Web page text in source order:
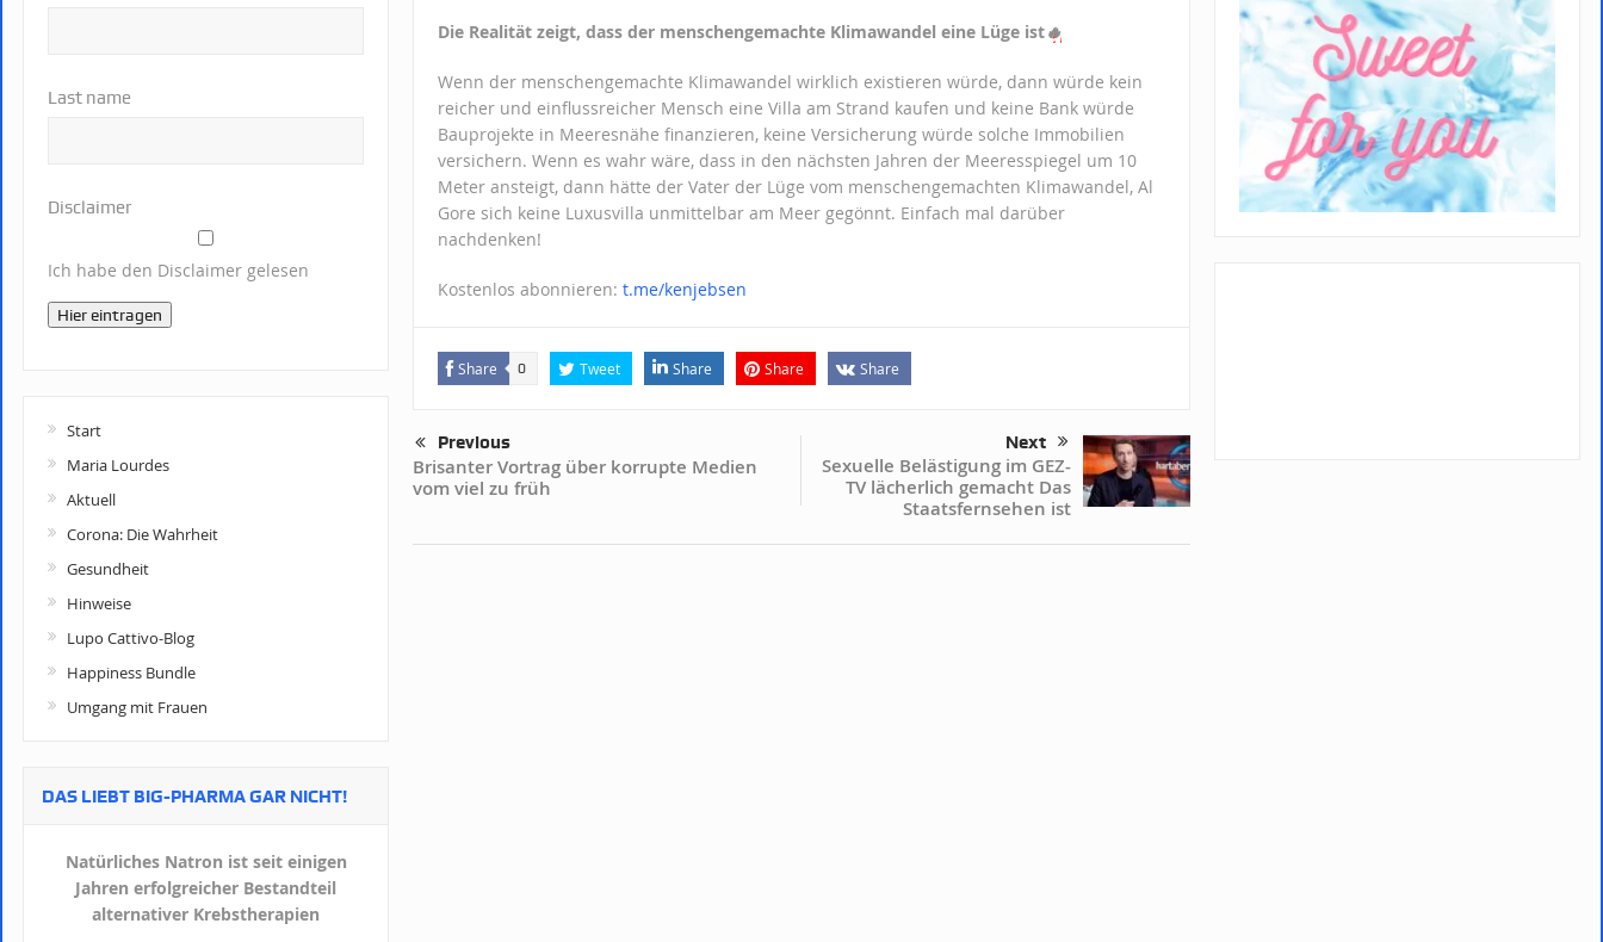
Die Realität zeigt, dass der menschengemachte Klimawandel eine Lüge ist🔥
Wenn der menschengemachte Klimawandel wirklich existieren würde, dann würde kein
reicher und einflussreicher Mensch eine Villa am Strand kaufen und keine Bank würde
Bauprojekte in Meeresnähe finanzieren, keine Versicherung würde solche Immobilien
versichern. Wenn es wahr wäre, dass in den nächsten Jahren der Meeresspiegel um 10
Meter ansteigt, dann hätte der Vater der Lüge vom menschengemachten Klimawandel, Al
Gore sich keine Luxusvilla unmittelbar am Meer gegönnt. Einfach mal darüber
nachdenken!
Kostenlos abonnieren: t.me/kenjebsen
Share 0 Tweet Share Share Share
Previous
Brisanter Vortrag über korrupte Medien
vom viel zu früh
Next
Sexuelle Belästigung im GEZ-
TV lächerlich gemacht Das
Staatsfernsehen ist
Last name
Disclaimer
Ich habe den Disclaimer gelesen
Hier eintragen
Start
Maria Lourdes
Aktuell
Corona: Die Wahrheit
Gesundheit
Hinweise
Lupo Cattivo-Blog
Happiness Bundle
Umgang mit Frauen
DAS LIEBT BIG-PHARMA GAR NICHT!
Natürliches Natron ist seit einigen
Jahren erfolgreicher Bestandteil
alternativer Krebstherapien